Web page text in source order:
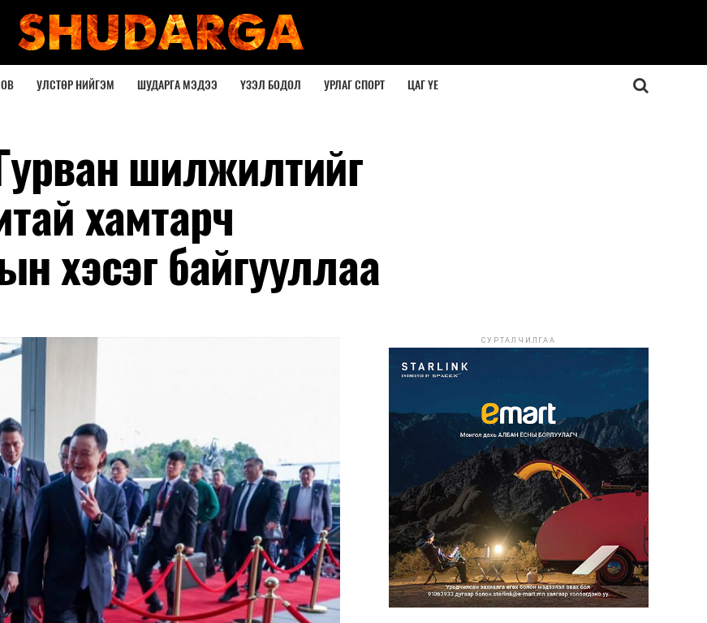
УЛСТӨР НИЙГЭМ ШУДАРГА МЭДЭЭ ҮЗЭЛ БОДОЛ УРЛАГ СПОРТ ЦАГ ҮЕ
шилжилтийг
хамтарч
хэсэг байгууллаа
СУРТАЛЧИЛГАА